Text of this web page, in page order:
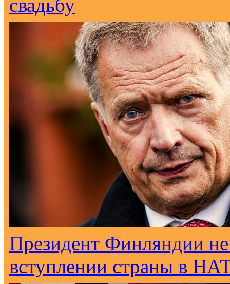
свадьбу
Президент Финляндии
вступлении страны в